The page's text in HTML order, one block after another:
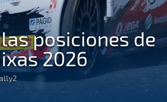
posiciones de
2026